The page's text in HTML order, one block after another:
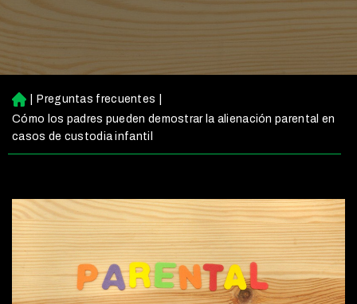
Ini
ci
o
Preguntas frecuentes
Cómo los padres pueden demostrar la alienación parental en
casos de custodia infantil